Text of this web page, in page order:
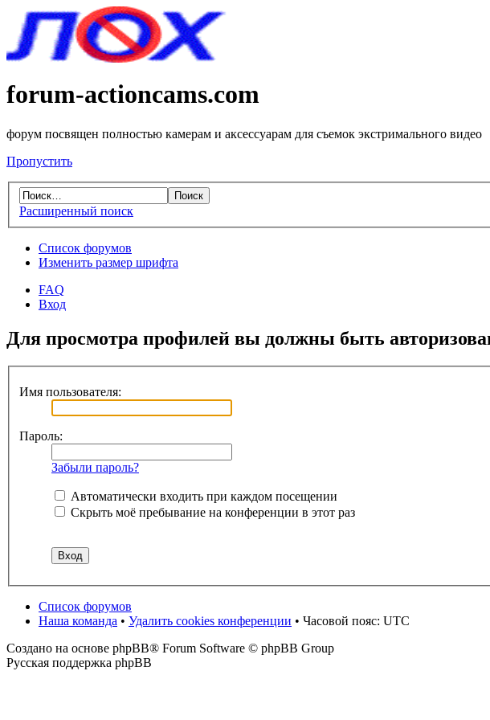
forum-actioncams.com
форум посвящен полностью камерам и аксессуарам для съемок экстримального видео
Пропустить
Расширенный поиск
Список форумов
Изменить размер шрифта
FAQ
Вход
Для просмотра профилей вы должны быть
Имя пользователя:
Пароль:
Забыли пароль?
Автоматически входить при каждом посещении
Скрыть моё пребывание на конференции в этот раз
Список форумов
Наша команда • Удалить cookies конференции • Часовой пояс: UTC
Создано на основе phpBB® Forum Software © phpBB Group
Русская поддержка phpBB